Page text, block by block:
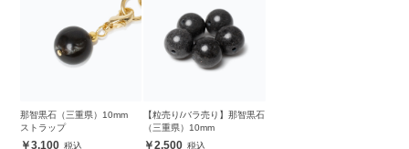
那智黒石（三重県）10mm
ストラップ
3,100
【粒売り/バラ売り】那智黒石
（三重県）10mm
2,500